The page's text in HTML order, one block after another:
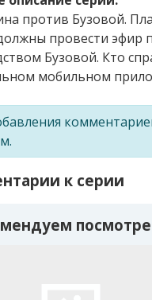
против Бузовой.
провести эфир
Бузовой. Кто
мобильном
к серии